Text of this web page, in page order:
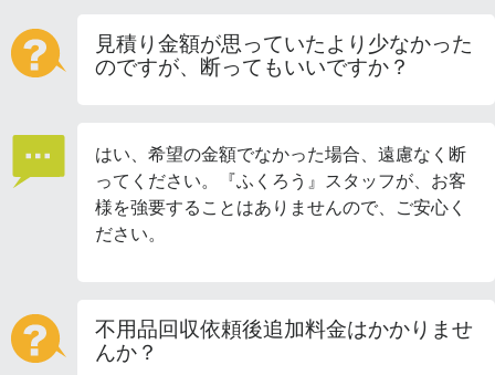
見積り金額が思っていたより少なかった
のですが、断ってもいいですか？
はい、希望の金額でなかった場合、遠慮なく断
ってください。『ふくろう』スタッフが、お客
様を強要することはありませんので、ご安心く
ださい。
不用品回収依頼後追加料金はかかりませ
んか？